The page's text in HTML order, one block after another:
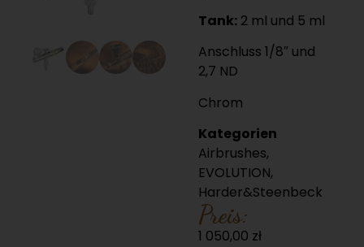
Tank: 2 ml und 5 ml
Anschluss 1/8″ und
2,7 ND
Chrom
Kategorien
Airbrushes,
EVOLUTION,
Harder&Steenbeck
Preis:
1 050,00 zł